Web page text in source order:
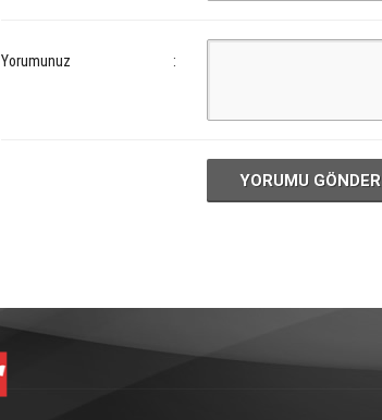
Yorumunuz :
YORUMU GÖNDER